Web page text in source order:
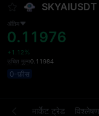
SKYAIUSDT
अंतिम
0.11976
+1.12%
उचित मूल्य0.11984
0-फ़ीस
मार्केट ट्रेड विश्लेषण